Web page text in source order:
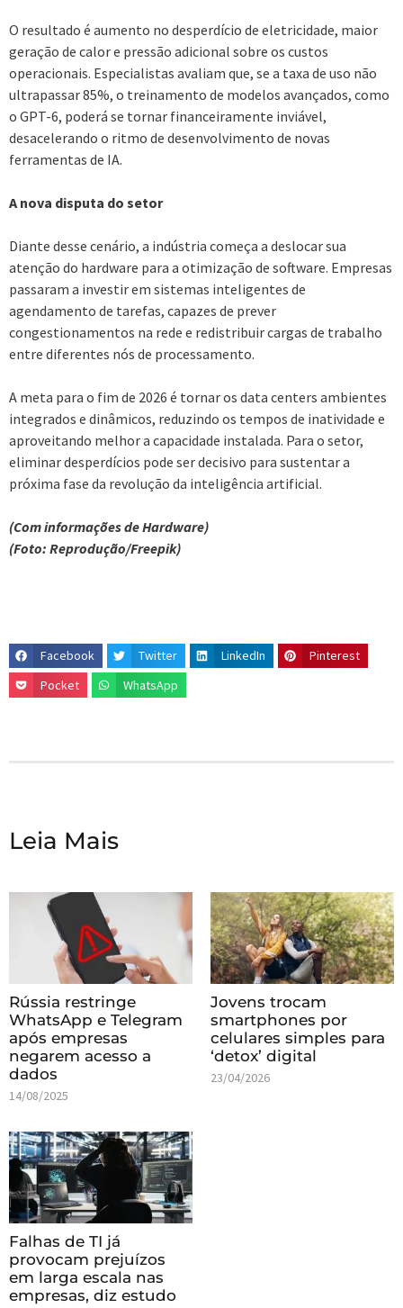
O resultado é aumento no desperdício de eletricidade, maior
geração de calor e pressão adicional sobre os custos
operacionais. Especialistas avaliam que, se a taxa de uso não
ultrapassar 85%, o treinamento de modelos avançados, como
o GPT-6, poderá se tornar financeiramente inviável,
desacelerando o ritmo de desenvolvimento de novas
ferramentas de IA.
A nova disputa do setor
Diante desse cenário, a indústria começa a deslocar sua
atenção do hardware para a otimização de software. Empresas
passaram a investir em sistemas inteligentes de
agendamento de tarefas, capazes de prever
congestionamentos na rede e redistribuir cargas de trabalho
entre diferentes nós de processamento.
A meta para o fim de 2026 é tornar os data centers ambientes
integrados e dinâmicos, reduzindo os tempos de inatividade e
aproveitando melhor a capacidade instalada. Para o setor,
eliminar desperdícios pode ser decisivo para sustentar a
próxima fase da revolução da inteligência artificial.
(Com informações de Hardware)
(Foto: Reprodução/Freepik)
Facebook Twitter LinkedIn
Pinterest
Pocket
WhatsApp
Leia Mais
Rússia restringe
WhatsApp e Telegram
após empresas
negarem acesso a
dados
14/08/2025
Jovens trocam
smartphones por
celulares simples para
‘detox’ digital
23/04/2026
Falhas de TI já
provocam prejuízos
em larga escala nas
empresas, diz estudo